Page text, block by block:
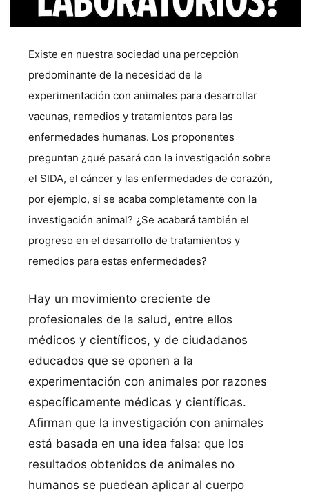
Existe en nuestra sociedad una percepción
predominante de la necesidad de la
experimentación con animales para desarrollar
vacunas, remedios y tratamientos para las
enfermedades humanas. Los proponentes
preguntan ¿qué pasará con la investigación sobre
el SIDA, el cáncer y las enfermedades de corazón,
por ejemplo, si se acaba completamente con la
investigación animal? ¿Se acabará también el
progreso en el desarrollo de tratamientos y
remedios para estas enfermedades?
Hay un movimiento creciente de
profesionales de la salud, entre ellos
médicos y cientí­ficos, y de ciudadanos
educados que se oponen a la
experimentación con animales por razones
especí­ficamente médicas y cientí­ficas.
Afirman que la investigación con animales
está basada en una idea falsa: que los
resultados obtenidos de animales no
humanos se puedean aplicar al cuerpo